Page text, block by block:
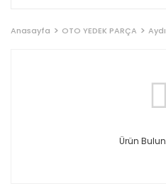
Anasayfa OTO YEDEK PARÇA
Ürün